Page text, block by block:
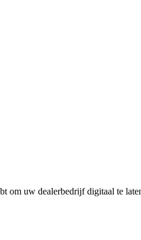
om uw dealerbedrijf digitaal te